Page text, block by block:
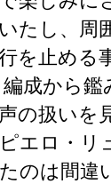
たし、周
を止める
成から鑑
の扱いを
エロ・リ
のは間違